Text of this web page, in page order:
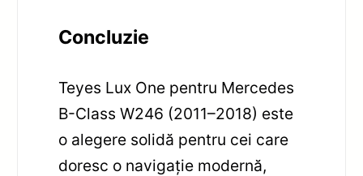
Concluzie
Teyes Lux One pentru Mercedes
B-Class W246 (2011–2018) este
o alegere solidă pentru cei care
doresc o navigație modernă,